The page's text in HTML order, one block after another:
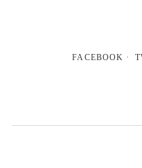
FACEBOOK